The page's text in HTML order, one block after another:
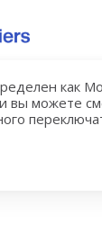
как
вы можете
страницу